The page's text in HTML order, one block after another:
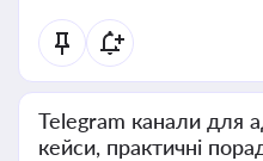
Telegram канали для
кейси, практичні